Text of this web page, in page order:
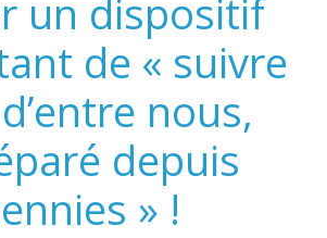
un dispositif
de « suivre
nous,
depuis
» !